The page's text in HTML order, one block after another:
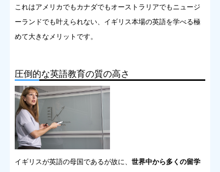
これはアメリカでもカナダでもオーストラリアでもニュージ
ーランドでも叶えられない、イギリス本場の英語を学べる極
めて大きなメリットです。
圧倒的な英語教育の質の高さ
イギリスが英語の母国であるが故に、 世界中から多くの留学